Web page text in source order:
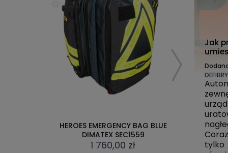
DIMATEX VERTICAL -
WIELOFUNKCYJNY PLECAK
RATOWNICZY
1 360,00 zł
Jak